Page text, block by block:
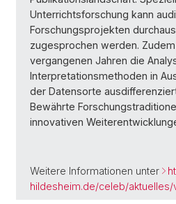
Unterrichtsforschung kann
Forschungsprojekten
zugesprochen werden.
vergangenen Jahren die
Interpretationsmethoden in
der Datensorte
Bewährte
innovativen
Weitere Informationen unter
hildesheim.de/celeb/